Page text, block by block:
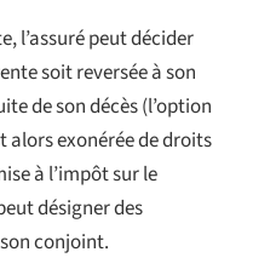
l’assuré peut décider
soit reversée à son
de son décès (l’option
alors exonérée de droits
à l’impôt sur le
désigner des
conjoint.